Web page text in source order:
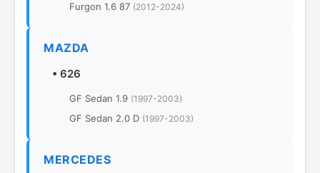
Furgon 1.6 87 (2012-2024)
MAZDA
• 626
GF Sedan 1.9 (1997-2003)
GF Sedan 2.0 D (1997-2003)
MERCEDES